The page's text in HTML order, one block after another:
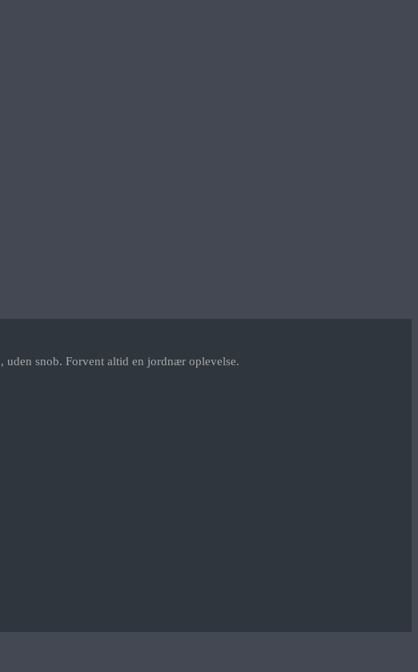
snob. Forvent altid en jordnær oplevelse.